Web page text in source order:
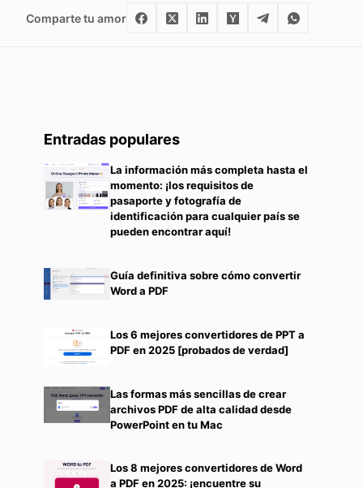
Comparte tu amor
Entradas populares
La información más completa hasta el
momento: ¡los requisitos de
pasaporte y fotografía de
identificación para cualquier país se
pueden encontrar aquí!
Guía definitiva sobre cómo convertir
Word a PDF
Los 6 mejores convertidores de PPT a
PDF en 2025 [probados de verdad]
Las formas más sencillas de crear
archivos PDF de alta calidad desde
PowerPoint en tu Mac
Los 8 mejores convertidores de Word
a PDF en 2025: ¡encuentre su